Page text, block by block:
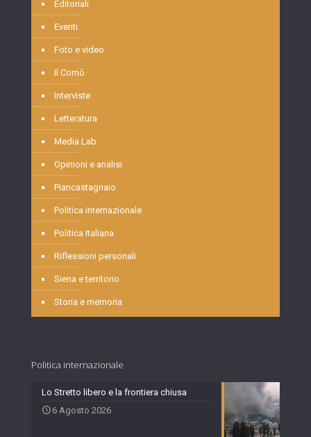
Editoriali
Eventi
Foto e video
Il Comò
Interviste
Letteratura
Media Lab
Opinioni e analisi
Piancastagnaio
Politica internazionale
Politica Italiana
Riflessioni personali
Siena e territorio
Storia e memoria
Politica internazionale
Lo Stretto libero e la frontiera chiusa
6 Agosto 2026